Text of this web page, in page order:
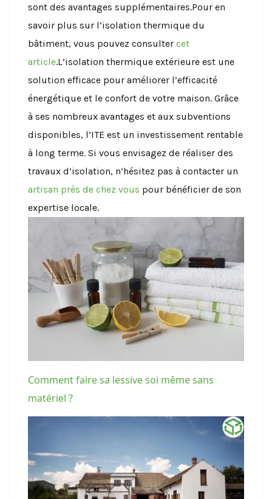
sont des avantages supplémentaires.Pour en
savoir plus sur l’isolation thermique du
bâtiment, vous pouvez consulter cet
article.L’isolation thermique extérieure est une
solution efficace pour améliorer l’efficacité
énergétique et le confort de votre maison. Grâce
à ses nombreux avantages et aux subventions
disponibles, l’ITE est un investissement rentable
à long terme. Si vous envisagez de réaliser des
travaux d’isolation, n’hésitez pas à contacter un
artisan près de chez vous pour bénéficier de son
expertise locale.
Comment faire sa lessive soi même sans
matériel ?